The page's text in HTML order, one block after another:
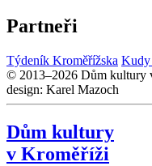
Partneři
Týdeník Kroměřížska Kudy
© 2013–2026 Dům kultury
design: Karel Mazoch
Dům kultury
v Kroměříži